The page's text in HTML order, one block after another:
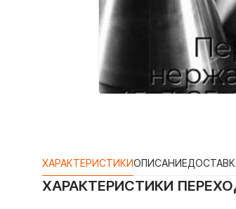
ХАРАКТЕРИСТИКИОПИСАНИЕ
ХАРАКТЕРИСТИКИ